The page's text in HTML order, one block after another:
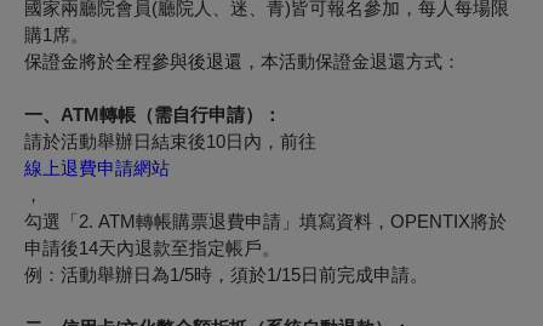
國家兩廳院會員(廳院人、迷、青)皆可報名參加，每人每場限
購1席。
保證金將於全程參與後退還， 本活動保證金退還方式：
一、ATM轉帳（需自行申請）：
請於活動舉辦日結束後10日內，前往
線上退費申請網站
，
勾選「2. ATM轉帳購票退費申請」填寫資料，OPENTIX將於
申請後14天內退款至指定帳戶。
例：活動舉辦日為1/5時，須於1/15日前完成申請。